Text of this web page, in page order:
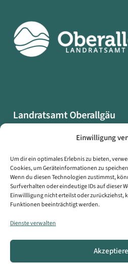
Einwilligung
Um dir ein optimales Erlebnis zu bieten,
Cookies, um Geräteinformationen zu
Wenn du diesen Technologien zustimmst,
Surfverhalten oder eindeutige IDs auf dieser
Einwillligung nicht erteilst oder zurückziehst,
Funktionen beeinträchtigt werden.
Dienste verwalten
Landratsamt Oberallgäu
87527 Sonthofen
Datenschutzerklärung
Impressum
Erklärung zur
Copyright © Landratsamt